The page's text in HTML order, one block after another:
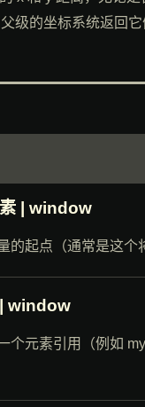
级的坐标系统返回它
| window
的起点（通常是这个
window
个元素引用（例如